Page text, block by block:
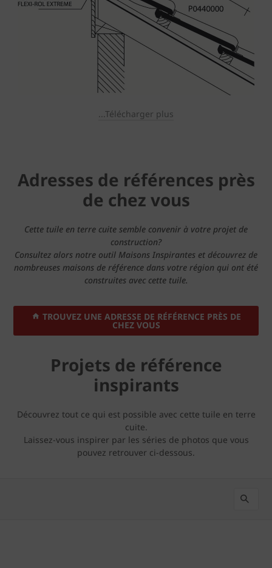
...Télécharger plus
Adresses de références près
de chez vous
Cette tuile en terre cuite semble convenir à votre projet de
construction?
Consultez alors notre outil Maisons Inspirantes et découvrez de
nombreuses maisons de référence dans votre région qui ont été
construites avec cette tuile.
TROUVEZ UNE ADRESSE DE RÉFÉRENCE PRÈS DE
CHEZ VOUS
Projets de référence
inspirants
Découvrez tout ce qui est possible avec cette tuile en terre
cuite.
Laissez-vous inspirer par les séries de photos que vous
pouvez retrouver ci-dessous.